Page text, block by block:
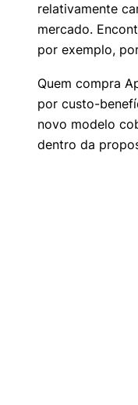
relativamente
mercado.
por exemplo,
Quem compra
por custo-
novo modelo
dentro da